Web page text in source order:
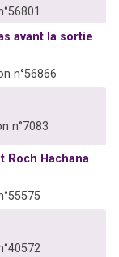
avant la sortie
n°56866
n°7083
Roch Hachana